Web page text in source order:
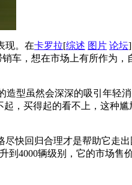
现。在卡罗拉[综述 图片 论坛]
车，想在市场上有所作为，
型虽然会深深的吸引年轻
，买得起的看不上，这种
快回归合理才是帮助它走
到4000辆级别，它的市场售